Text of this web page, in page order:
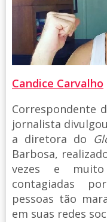
Candice Carvalho
Correspondente
jornalista
a diretora do
Barbosa,
vezes e muito
contagiadas
pessoas tão
em suas redes